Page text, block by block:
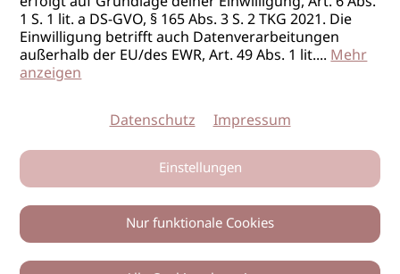
1 S. 1 lit. a DS-GVO, § 165 Abs. 3 S. 2 TKG 2021. Die
Einwilligung betrifft auch Datenverarbeitungen
außerhalb der EU/des EWR, Art. 49 Abs. 1 lit....Mehr
anzeigen
Datenschutz Impressum
Einstellungen
Nur funktionale Cookies